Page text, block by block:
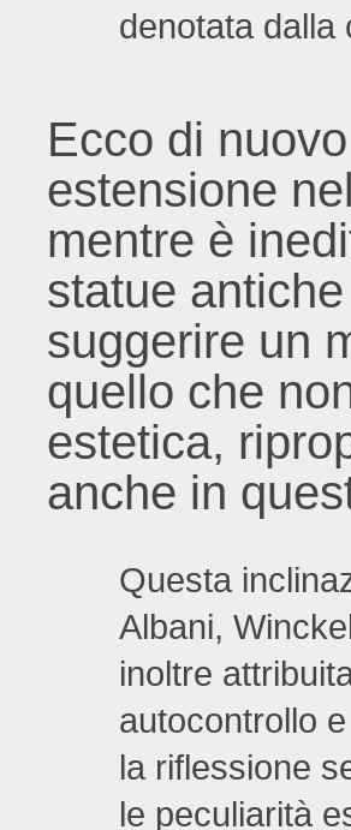
denotata dalla
Ecco di
estensione
mentre è
statue
suggerire un
quello che
estetica,
anche in
Questa
Albani,
inoltre
autocontrollo
la riflessione
le peculiarità